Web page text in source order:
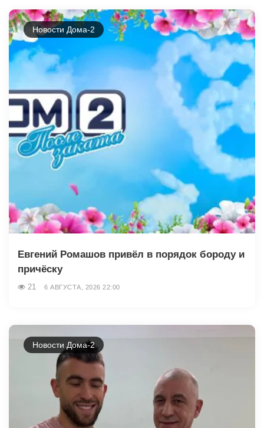
Новости Дома-2
Евгений Ромашов привёл в порядок бороду и
причёску
21 6 АВГУСТА, 2026 22:00
Новости Дома-2